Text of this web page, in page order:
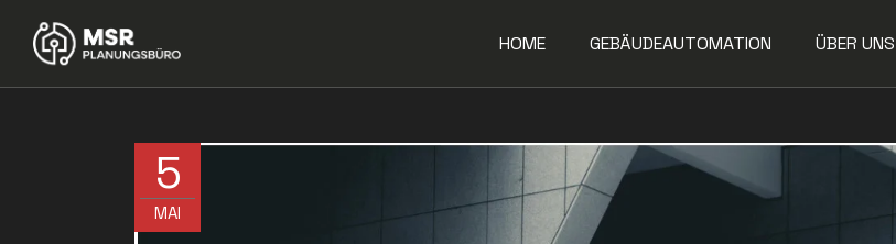
HOME GEBÄUDEAUTOMATION ÜBER UNS
5
MAI